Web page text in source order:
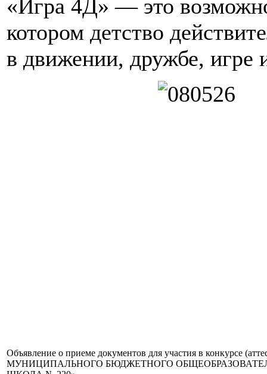
«Игра 4Д» — это
котором детство
в движении, дружбе, игре
Объявление о приеме документов для участия в конкурсе
МУНИЦИПАЛЬНОГО БЮДЖЕТНОГО